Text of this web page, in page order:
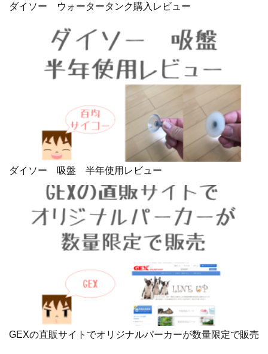
ダイソー ウォータータンク購入レビュー
ダイソー 吸盤 半年使用レビュー
GEXの直販サイトでオリジナルパーカーが数量限定で販売